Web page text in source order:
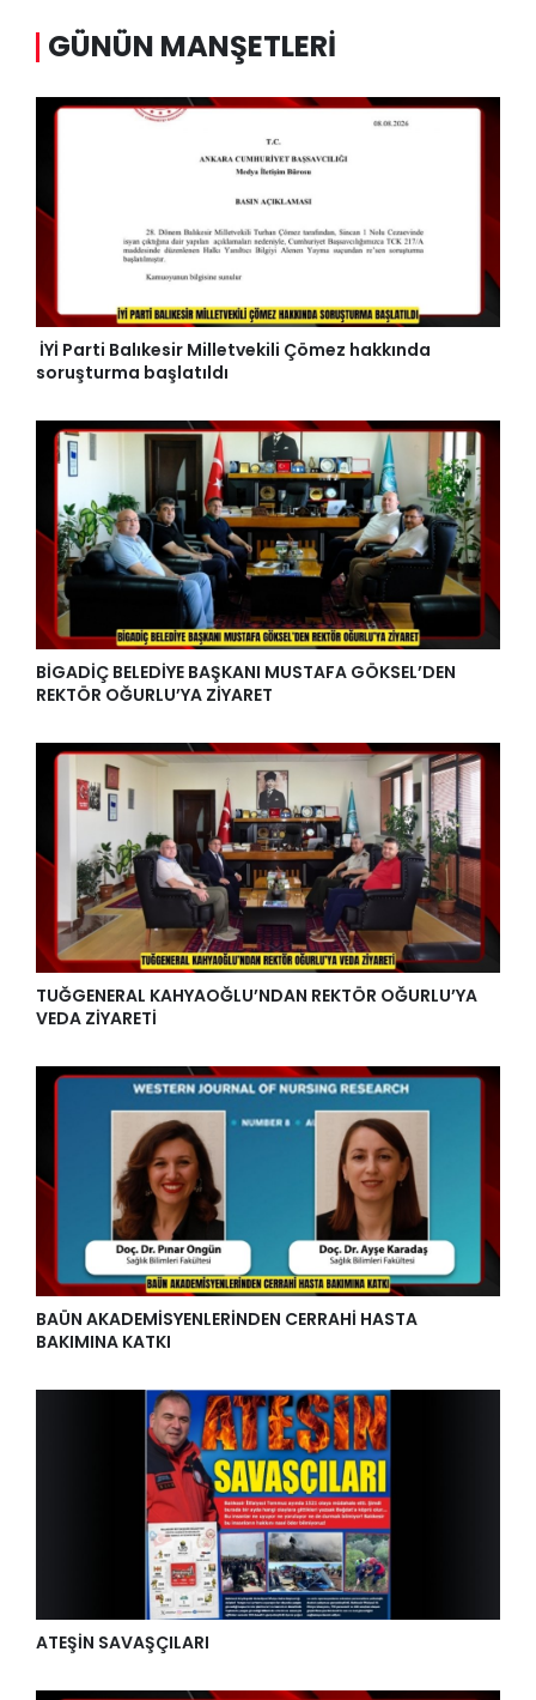
GÜNÜN MANŞETLERI
İYİ Parti Balıkesir Milletvekili Çömez hakkında
soruşturma başlatıldı
BİGADİÇ BELEDİYE BAŞKANI MUSTAFA GÖKSEL’DEN
REKTÖR OĞURLU’YA ZİYARET
TUĞGENERAL KAHYAOĞLU’NDAN REKTÖR OĞURLU’YA
VEDA ZİYARETİ
BAÜN AKADEMİSYENLERİNDEN CERRAHİ HASTA
BAKIMINA KATKI
ATEŞİN SAVAŞÇILARI